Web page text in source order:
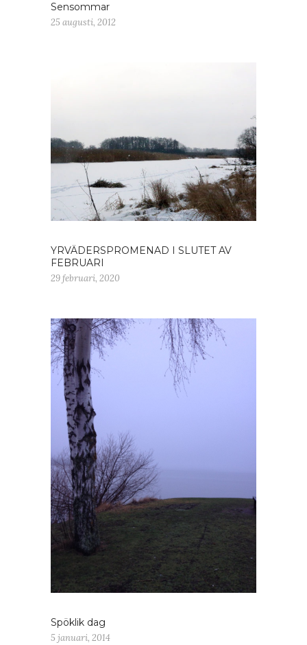
Sensommar
25 augusti, 2012
YRVÄDERSPROMENAD I SLUTET AV
FEBRUARI
29 februari, 2020
Spöklik dag
5 januari, 2014